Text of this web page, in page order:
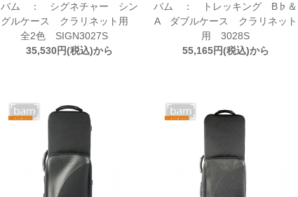
バム ： シグネチャー シン
グルケース クラリネット用
全2色 SIGN3027S
35,530円(税込)から
バム ： トレッキング B♭＆
A ダブルケース クラリネット
用 3028S
55,165円(税込)から